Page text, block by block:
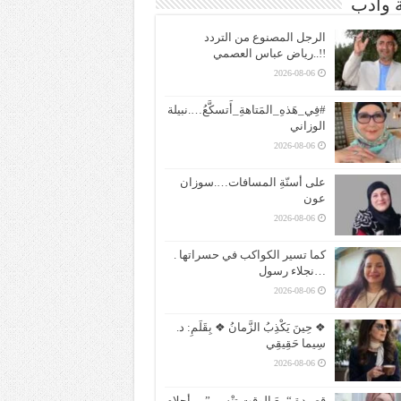
وادب
الرجل المصنوع من التردد
!!..رياض عباس العصمي
2026-08-06
#فِي_هَذهِ_المَتاهةِ_أَتسكَّعُ….نبيلة
الوزاني
2026-08-06
على أسنّةِ المسافات….سوزان
عون
2026-08-06
كما تسير الكواكب في حسراتها .
…نجلاء رسول
2026-08-06
❖ حِينَ يَكْذِبُ الزَّمانُ ❖ بِقَلَمِ: د.
سِيما حَقِيقِي
2026-08-06